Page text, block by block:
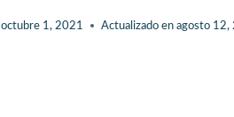
octubre 1, 2021 Actualizado en agosto 12,